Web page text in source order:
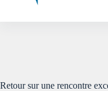
Retour sur une rencontre